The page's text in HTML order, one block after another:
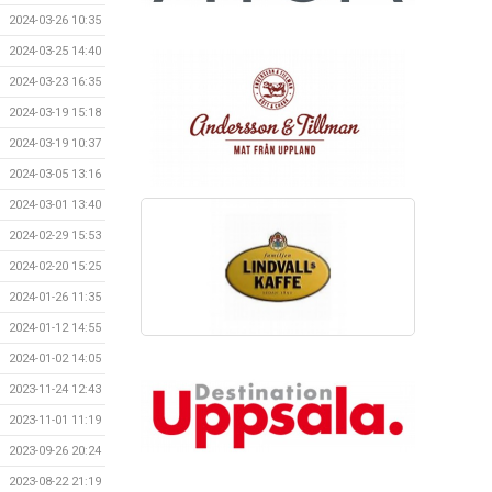
2024-03-26 10:35
2024-03-25 14:40
2024-03-23 16:35
2024-03-19 15:18
2024-03-19 10:37
2024-03-05 13:16
2024-03-01 13:40
2024-02-29 15:53
2024-02-20 15:25
2024-01-26 11:35
2024-01-12 14:55
2024-01-02 14:05
2023-11-24 12:43
2023-11-01 11:19
2023-09-26 20:24
2023-08-22 21:19